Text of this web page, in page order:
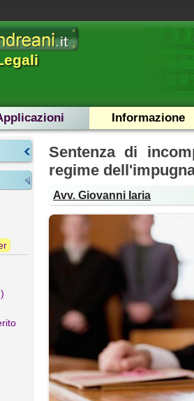
Informazione
Sentenza di
regime
Avv. Giovanni Iaria